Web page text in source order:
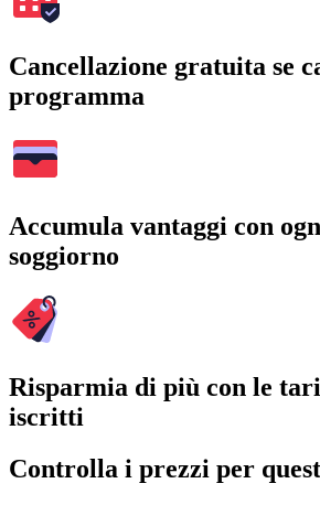
Cancellazione gratuita se
programma
Accumula vantaggi con
soggiorno
Risparmia di più con le
iscritti
Controlla i prezzi per